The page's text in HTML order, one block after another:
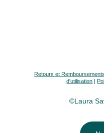
Retours et Remboursements
d'utilisation |
©Laura